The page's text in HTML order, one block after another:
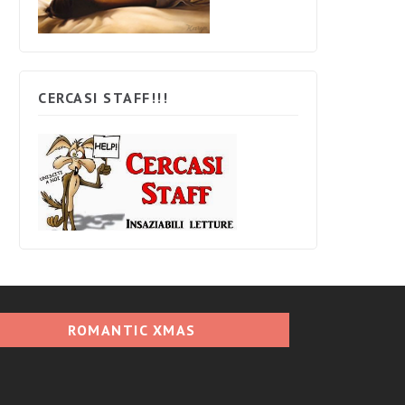
CERCASI STAFF!!!
ROMANTIC XMAS